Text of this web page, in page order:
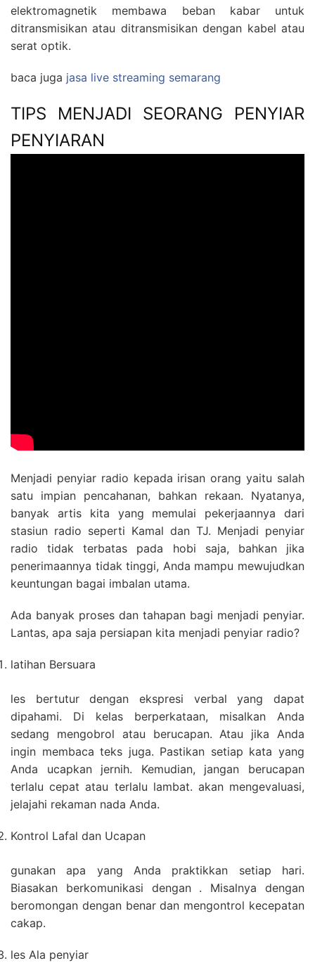
elektromagnetik membawa beban kabar untuk
ditransmisikan atau ditransmisikan dengan kabel atau
serat optik.
baca juga jasa live streaming semarang
TIPS MENJADI SEORANG PENYIAR
PENYIARAN
Menjadi penyiar radio kepada irisan orang yaitu salah
satu impian pencahanan, bahkan rekaan. Nyatanya,
banyak artis kita yang memulai pekerjaannya dari
stasiun radio seperti Kamal dan TJ. Menjadi penyiar
radio tidak terbatas pada hobi saja, bahkan jika
penerimaannya tidak tinggi, Anda mampu mewujudkan
keuntungan bagai imbalan utama.
Ada banyak proses dan tahapan bagi menjadi penyiar.
Lantas, apa saja persiapan kita menjadi penyiar radio?
latihan Bersuara
les bertutur dengan ekspresi verbal yang dapat
dipahami. Di kelas berperkataan, misalkan Anda
sedang mengobrol atau berucapan. Atau jika Anda
ingin membaca teks juga. Pastikan setiap kata yang
Anda ucapkan jernih. Kemudian, jangan berucapan
terlalu cepat atau terlalu lambat. akan mengevaluasi,
jelajahi rekaman nada Anda.
Kontrol Lafal dan Ucapan
gunakan apa yang Anda praktikkan setiap hari.
Biasakan berkomunikasi dengan . Misalnya dengan
beromongan dengan benar dan mengontrol kecepatan
cakap.
les Ala penyiar